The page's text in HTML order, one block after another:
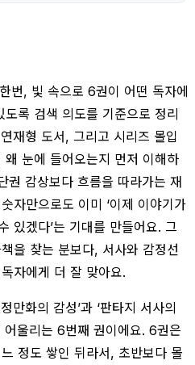
번, 빛 속으로 6권이 어떤 독자에
록 검색 의도를 기준으로 정리
재형 도서, 그리고 시리즈 몰입
눈에 들어오는지 먼저 이해하
권 감상보다 흐름을 따라가는 재
자만으로도 이미 ‘이제 이야기가
있겠다’는 기대를 만들어요. 그
을 찾는 분보다, 서사와 감정선
자에게 더 잘 맞아요.
만화의 감성’과 ‘판타지 서사의
어울리는 6번째 권이에요. 6권은
정도 쌓인 뒤라서, 초반보다 몰